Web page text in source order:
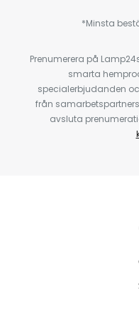
*Minsta
Prenumerera på
smarta
specialerbjudanden
från
avsluta